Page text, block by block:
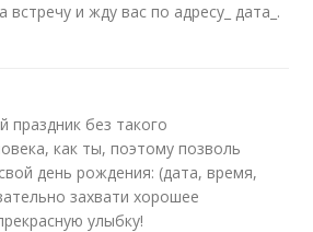
встречу и жду вас по адресу_ дата_.
праздник без такого
как ты, поэтому позволь
день рождения: (дата, время,
захвати хорошее
улыбку!